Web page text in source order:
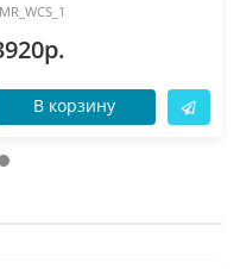
В корзину